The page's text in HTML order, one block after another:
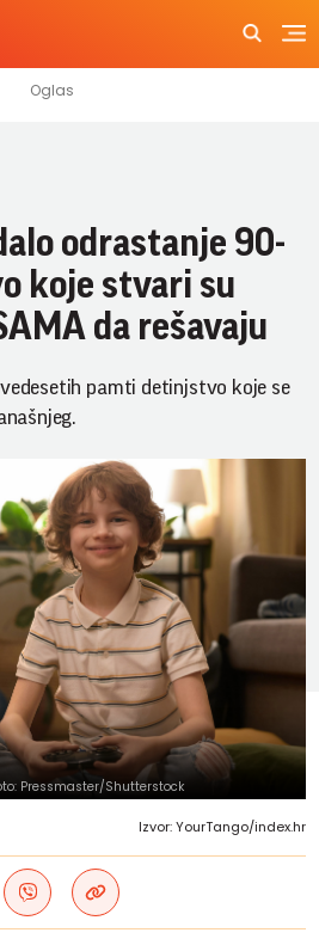
odrastanje 90-
koje stvari su
da rešavaju
pamti detinjstvo koje se
Pressmaster/Shutterstock
Izvor: YourTango/index.hr